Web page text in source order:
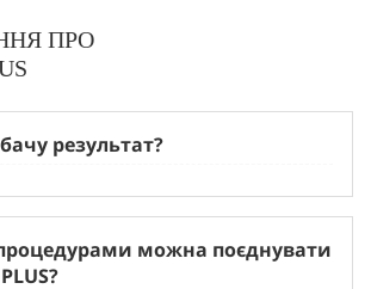
ПРО
результат?
можна поєднувати